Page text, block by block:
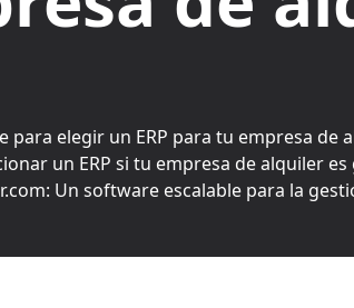
para elegir un ERP para tu empresa de
un ERP si tu empresa de alquiler es
Un software escalable para la